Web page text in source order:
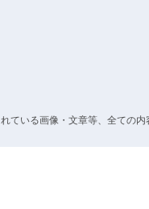
ている画像・文章等、全ての